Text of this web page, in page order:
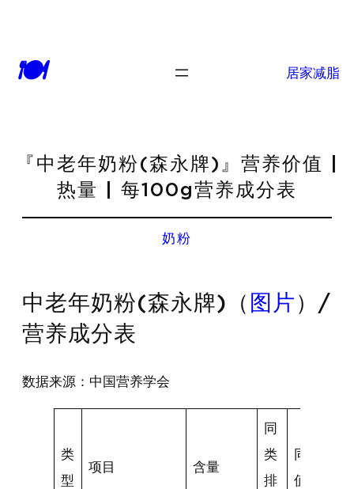
🍽 居家减脂
『中老年奶粉(森永牌)』营养价值 |
热量 | 每100g营养成分表
奶粉
中老年奶粉(森永牌)（ 图片 ）/
营养成分表
数据来源：中国营养学会
类
型
项目 含量
同
类
排
同类均
值